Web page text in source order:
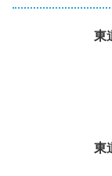
不動産会社向け
東
東